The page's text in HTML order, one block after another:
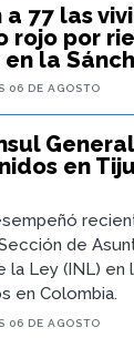
77 las
rojo por
la
06 DE AGOSTO
en
de
la Ley (INL) en
en Colombia.
06 DE AGOSTO